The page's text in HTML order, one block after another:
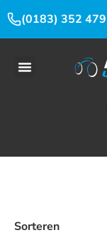
(0183) 352 479
Sorteren